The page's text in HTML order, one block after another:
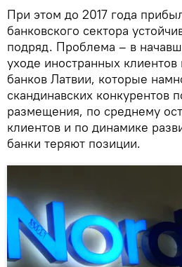
При этом до 2017 года
банковского сектора
подряд. Проблема – в
уходе иностранных
банков Латвии, которые
скандинавских конкурентов
размещения, по среднему
клиентов и по динамике
банки теряют позиции.